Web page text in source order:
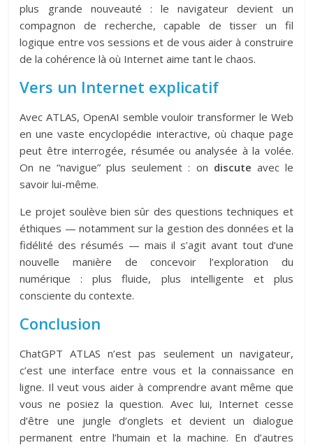
plus grande nouveauté : le navigateur devient un
compagnon de recherche, capable de tisser un fil
logique entre vos sessions et de vous aider à construire
de la cohérence là où Internet aime tant le chaos.
Vers un Internet explicatif
Avec ATLAS, OpenAI semble vouloir transformer le Web
en une vaste encyclopédie interactive, où chaque page
peut être interrogée, résumée ou analysée à la volée.
On ne “navigue” plus seulement : on discute avec le
savoir lui-même.
Le projet soulève bien sûr des questions techniques et
éthiques — notamment sur la gestion des données et la
fidélité des résumés — mais il s’agit avant tout d’une
nouvelle manière de concevoir l’exploration du
numérique : plus fluide, plus intelligente et plus
consciente du contexte.
Conclusion
ChatGPT ATLAS n’est pas seulement un navigateur,
c’est une interface entre vous et la connaissance en
ligne. Il veut vous aider à comprendre avant même que
vous ne posiez la question. Avec lui, Internet cesse
d’être une jungle d’onglets et devient un dialogue
permanent entre l’humain et la machine. En d’autres